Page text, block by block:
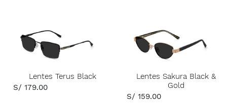
Lentes Terus Black
S/ 179.00
Lentes Sakura Black &
Gold
S/ 159.00